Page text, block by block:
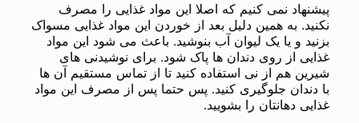
پیشنهاد نمی کنیم که اصلا این مواد غذایی را مصرف
نکنید. به همین دلیل بعد از خوردن این مواد غذایی مسواک
بزنید و یا یک لیوان آب بنوشید. باعث می شود این مواد
غذایی از روی دندان ها پاک شود. برای نوشیدنی های
شیرین هم از نی استفاده کنید تا از تماس مستقیم آن ها
با دندان جلوگیری کنید. پس حتما پس از مصرف این مواد
غذایی دهانتان را بشویید.